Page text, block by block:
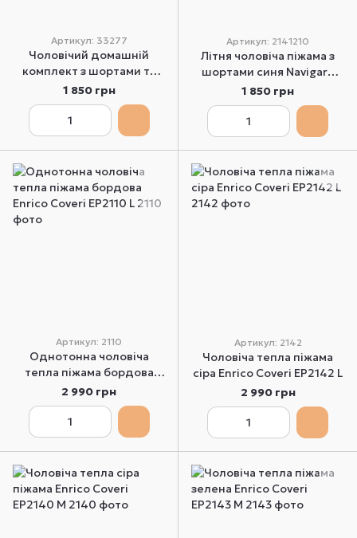
Артикул: 33277
Чоловічий домашній
комплект з шортами та
футболкою синього
кольору Nottingham 33277
1 850 грн
Артикул: 2141210
Літня чоловіча піжама з
шортами синя Navigare
2141210 XL
1 850 грн
Артикул: 2110
Однотонна чоловіча
тепла піжама бордова
Enrico Coveri EP2110 L
2 990 грн
Артикул: 2142
Чоловіча тепла піжама
сіра Enrico Coveri EP2142 L
2 990 грн